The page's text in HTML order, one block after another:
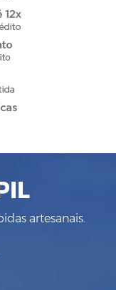
artesanais.